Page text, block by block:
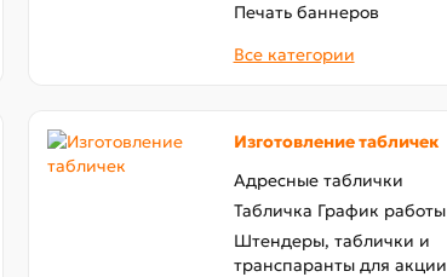
Печать баннеров
Все категории
Изготовление табличек
Адресные таблички
Табличка График работы
Штендеры, таблички и
транспаранты для акции